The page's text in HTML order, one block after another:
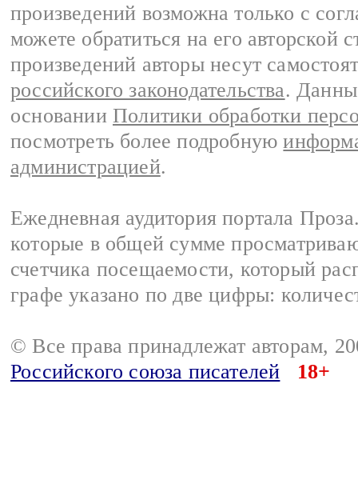
произведений возможна только с
можете обратиться на его авторской
произведений авторы несут
российского законодательства.
основании Политики обработки
посмотреть более подробную
администрацией.
Ежедневная аудитория портала
которые в общей сумме
счетчика посещаемости, который
графе указано по две цифры:
© Все права принадлежат авторам,
Российского союза писателей
18+